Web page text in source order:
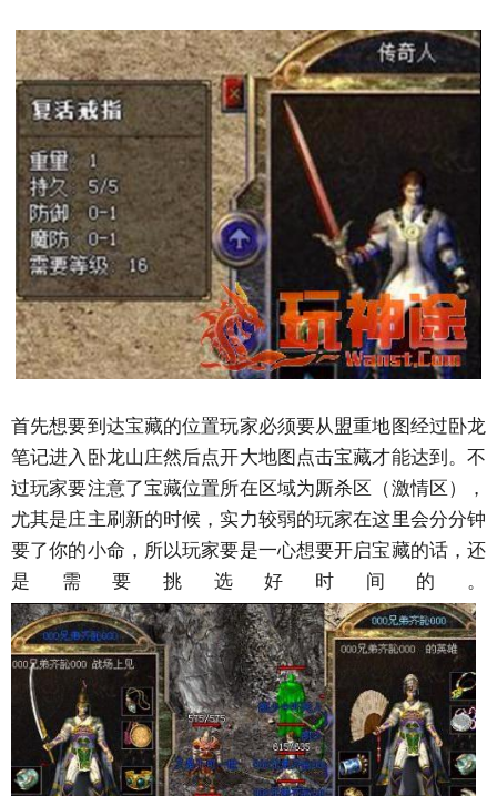
首先想要到达宝藏的位置玩家必须要从盟重地图经过卧龙
笔记进入卧龙山庄然后点开大地图点击宝藏才能达到。不
过玩家要注意了宝藏位置所在区域为厮杀区（激情区），
尤其是庄主刷新的时候，实力较弱的玩家在这里会分分钟
要了你的小命，所以玩家要是一心想要开启宝藏的话，还
是需要挑选好时间的。